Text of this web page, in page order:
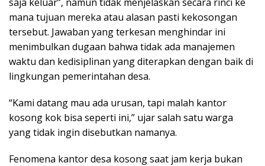
mana tujuan mereka atau alasan pasti kekosongan
tersebut. Jawaban yang terkesan menghindar ini
menimbulkan dugaan bahwa tidak ada manajemen
waktu dan kedisiplinan yang diterapkan dengan baik di
lingkungan pemerintahan desa.
“Kami datang mau ada urusan, tapi malah kantor
kosong kok bisa seperti ini,” ujar salah satu warga
yang tidak ingin disebutkan namanya.
Fenomena kantor desa kosong saat jam kerja bukan